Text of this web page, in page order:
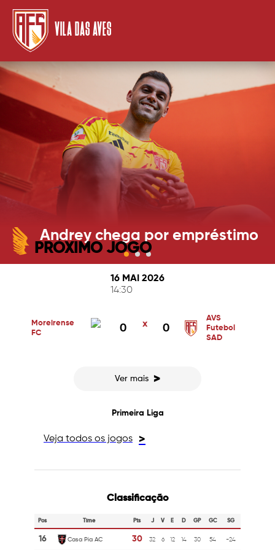
VILA DAS AVES
Andrey chega por empréstimo
PRÓXIMO JOGO
16 MAI 2026
14:30
Moreirense
FC
0 x 0
AVS
Futebol
SAD
Ver mais >
Primeira Liga
Veja todos os jogos >
Classificação
Pos Time Pts J V E D GP GC SG
16 Casa Pia AC 30 32 6 12 14 30 54 -24